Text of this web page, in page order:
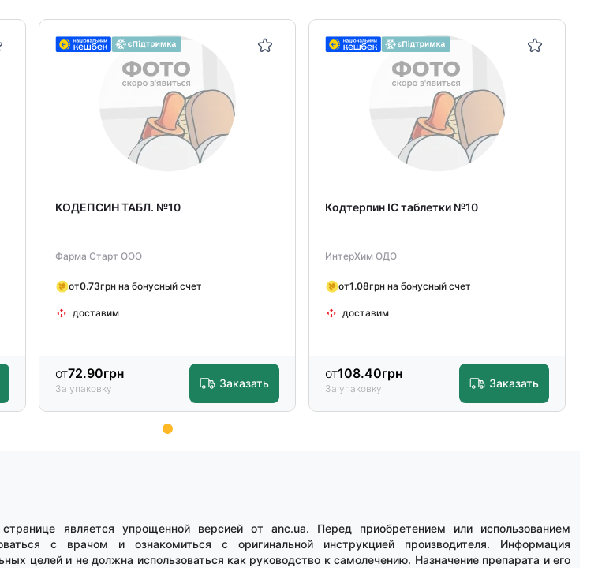
КОДЕПСИН ТАБЛ. №10
Фарма Старт ООО
от0.73грн на бонусный счет
доставим
от72.90грн
За упаковку Заказать
Кодтерпин IC таблетки №10
ИнтерХим ОДО
от1.08грн на бонусный счет
доставим
от108.40грн
За упаковку Заказать
является упрощенной версией от anc.ua. Перед приобретением или использованием
с врачом и ознакомиться с оригинальной инструкцией производителя. Информация
целей и не должна использоваться как руководство к самолечению. Назначение препарата и его